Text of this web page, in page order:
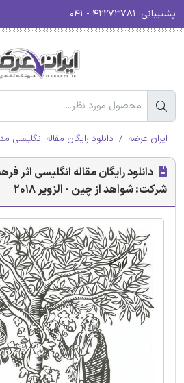
پشتیبانی:
ایران عرضه دانلود رایگان مقاله انگلیسی
دانلود رایگان مقاله انگلیسی اثر
شرکت: شواهد از چین - الزویر 2018